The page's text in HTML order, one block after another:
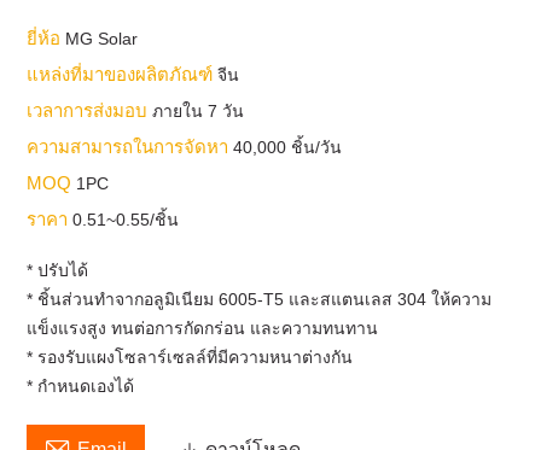
ยี่ห้อ MG Solar
แหล่งที่มาของผลิตภัณฑ์จีน
เวลาการส่งมอบภายใน 7 วัน
ความสามารถในการจัดหา40,000 ชิ้น/วัน
MOQ 1PC
ราคา0.51~0.55/ชิ้น
* ปรับได้
* ชิ้นส่วนทำจากอลูมิเนียม 6005-T5 และสแตนเลส 304 ให้ความ
แข็งแรงสูง ทนต่อการกัดกร่อน และความทนทาน
* รองรับแผงโซลาร์เซลล์ที่มีความหนาต่างกัน
* กำหนดเองได้